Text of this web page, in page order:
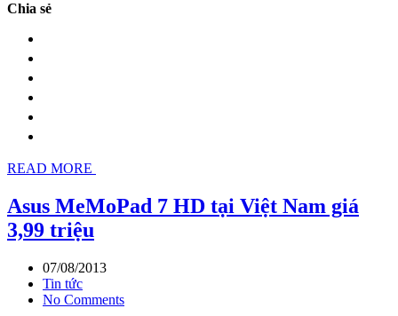
Chia sẻ
READ MORE
Asus MeMoPad 7 HD tại Việt Nam giá
3,99 triệu
07/08/2013
Tin tức
No Comments